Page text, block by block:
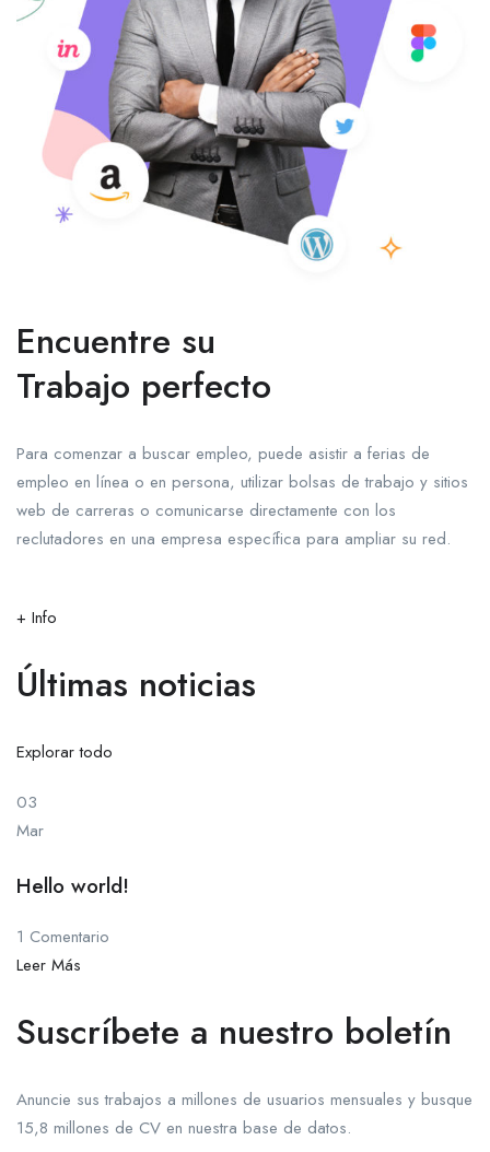
Encuentre su
Trabajo perfecto
Para comenzar a buscar empleo, puede asistir a ferias de
empleo en línea o en persona, utilizar bolsas de trabajo y sitios
web de carreras o comunicarse directamente con los
reclutadores en una empresa específica para ampliar su red.
+ Info
Últimas noticias
Explorar todo
03
Mar
Hello world!
1 Comentario
Leer Más
Suscríbete a nuestro boletín
Anuncie sus trabajos a millones de usuarios mensuales y busque
15,8 millones de CV en nuestra base de datos.